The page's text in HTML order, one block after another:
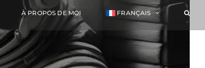
À PROPOS DE MOI FRANÇAIS